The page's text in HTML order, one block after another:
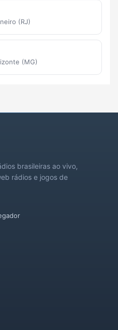
(RJ)
(MG)
brasileiras ao vivo,
rádios e jogos de